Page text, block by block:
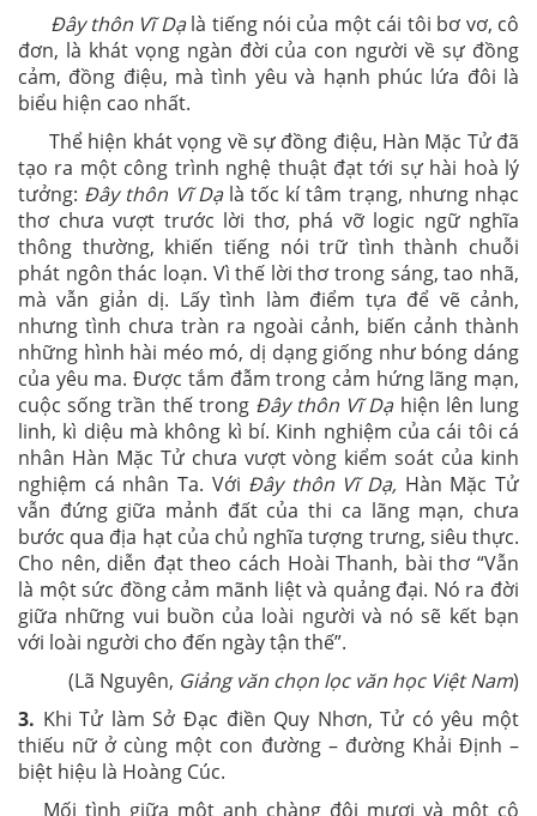
Đây thôn Vĩ Dạlà tiếng nói của một cái tôi bơ vơ, cô
đơn, là khát vọng ngàn đời của con người về sự đồng
cảm, đồng điệu, mà tình yêu và hạnh phúc lứa đôi là
biểu hiện cao nhất.
Thể hiện khát vọng về sự đồng điệu, Hàn Mặc Tử đã
tạo ra một công trình nghệ thuật đạt tới sự hài hoà lý
tưởng: Đây thôn Vĩ Dạlà tốc kí tâm trạng, nhưng nhạc
thơ chưa vượt trước lời thơ, phá vỡ logic ngữ nghĩa
thông thường, khiến tiếng nói trữ tình thành chuỗi
phát ngôn thác loạn. Vì thế lời thơ trong sáng, tao nhã,
mà vẫn giản dị. Lấy tình làm điểm tựa để vẽ cảnh,
nhưng tình chưa tràn ra ngoài cảnh, biến cảnh thành
những hình hài méo mó, dị dạng giống như bóng dáng
của yêu ma. Được tắm đẫm trong cảm hứng lãng mạn,
cuộc sống trần thế trong Đây thôn Vĩ Dạhiện lên lung
linh, kì diệu mà không kì bí. Kinh nghiệm của cái tôi cá
nhân Hàn Mặc Tử chưa vượt vòng kiểm soát của kinh
nghiệm cá nhân Ta. Với Đây thôn Vĩ Dạ, Hàn Mặc Tử
vẫn đứng giữa mảnh đất của thi ca lãng mạn, chưa
bước qua địa hạt của chủ nghĩa tượng trưng, siêu thực.
Cho nên, diễn đạt theo cách Hoài Thanh, bài thơ “Vẫn
là một sức đồng cảm mãnh liệt và quảng đại. Nó ra đời
giữa những vui buồn của loài người và nó sẽ kết bạn
với loài người cho đến ngày tận thế”.
(Lã Nguyên, Giảng văn chọn lọc văn học Việt Nam)
3. Khi Tử làm Sở Đạc điền Quy Nhơn, Tử có yêu một
thiếu nữ ở cùng một con đường – đường Khải Định –
biệt hiệu là Hoàng Cúc.
Mối tình giữa một anh chàng đôi mươi và một cô